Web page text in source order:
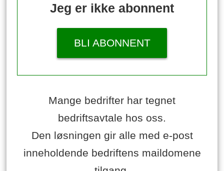
Jeg er ikke abonnent
BLI ABONNENT
Mange bedrifter har tegnet
bedriftsavtale hos oss.
Den løsningen gir alle med e-post
inneholdende bedriftens maildomene